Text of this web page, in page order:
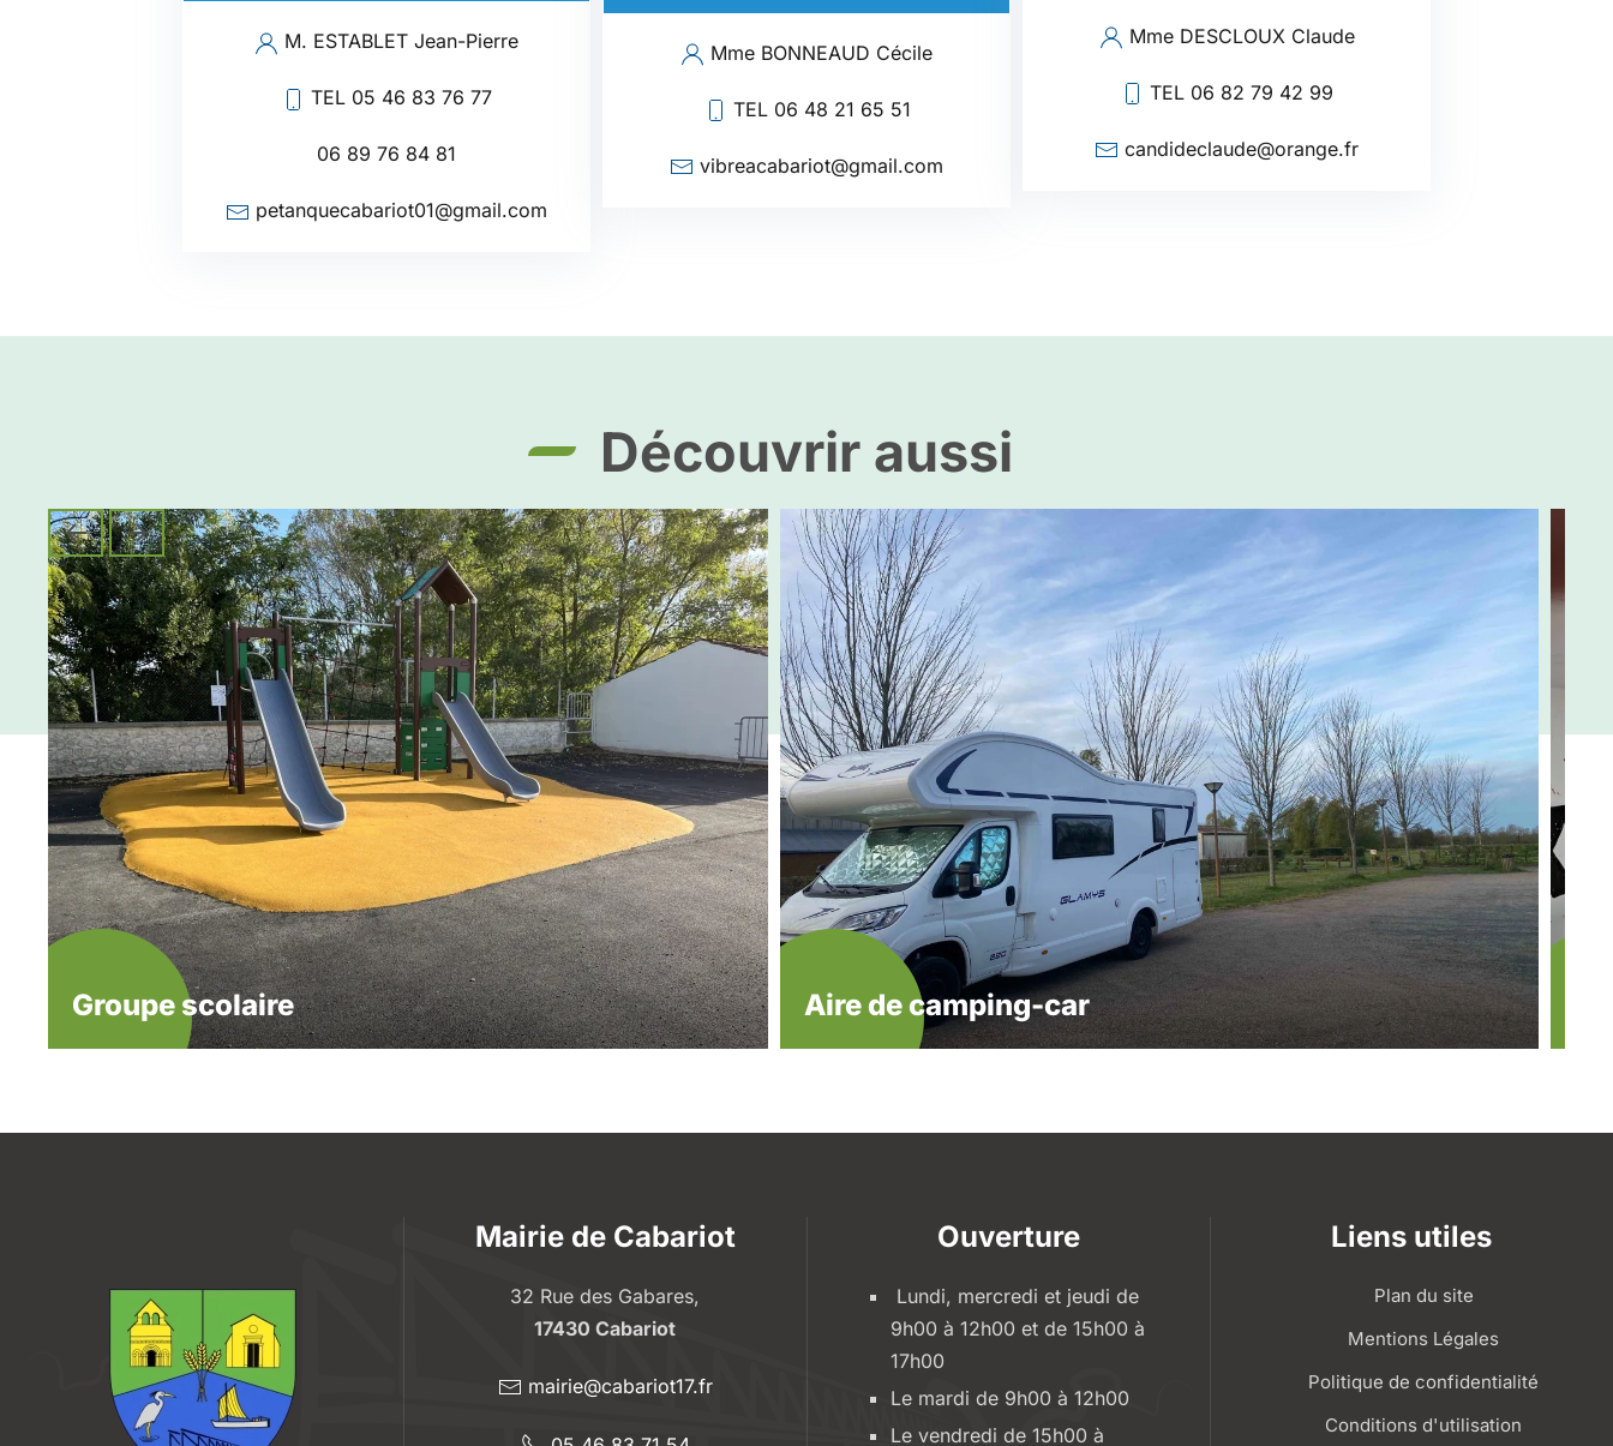
M. ESTABLET Jean-Pierre
TEL 05 46 83 76 77
06 89 76 84 81
petanquecabariot01@gmail.com
Mme BONNEAUD Cécile
TEL 06 48 21 65 51
vibreacabariot@gmail.com
Mme DESCLOUX Claude
TEL 06 82 79 42 99
candideclaude@orange.fr
Découvrir aussi
Groupe scolaire Aire de camping-car
Mairie de Cabariot
32 Rue des Gabares,
17430 Cabariot
mairie@cabariot17.fr
Ouverture
Lundi, mercredi et jeudi de
9h00 à 12h00 et de 15h00 à
17h00
Le mardi de 9h00 à 12h00
Le vendredi de 15h00 à
Liens utiles
Plan du site
Mentions Légales
Politique de confidentialité
Conditions d'utilisation